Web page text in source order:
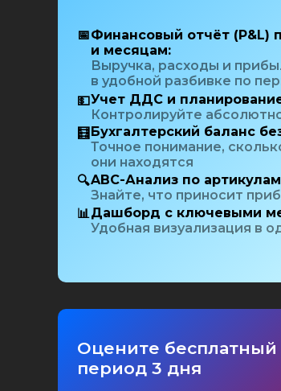
📅Финансовый отчёт (P&L)
и месяцам:
Выручка, расходы и
в удобной разбивке по
💵Учет ДДС и
Контролируйте
🧮 Бухгалтерский баланс
Точное понимание,
они находятся
🔍ABC-Анализ по
Знайте, что приносит
📊Дашборд с ключевыми
Удобная визуализация в
Оцените бесплатный
период 3 дня